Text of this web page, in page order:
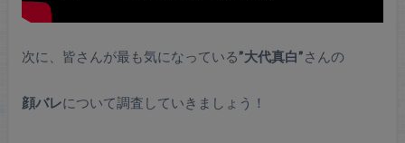
次に、皆さんが最も気になっている”大代真白”さんの
顔バレについて調査していきましょう！